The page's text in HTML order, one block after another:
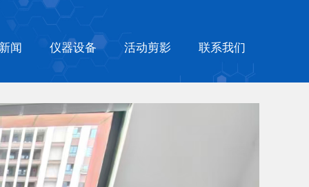
闻 仪器设备 活动剪影 联系我们